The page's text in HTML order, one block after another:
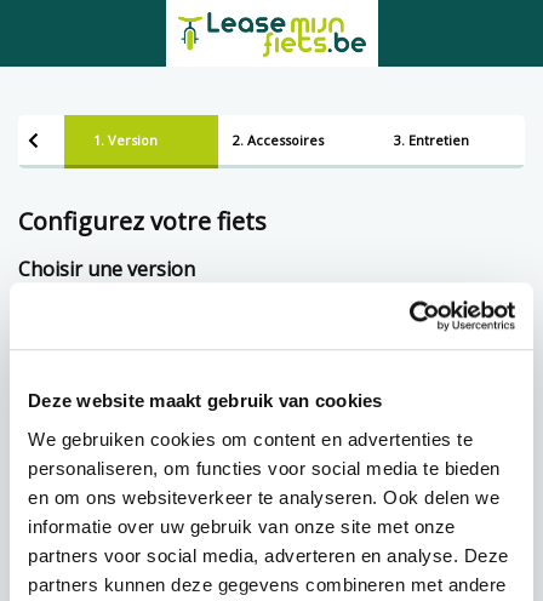
Deze website maakt gebruik van cookies
We gebruiken cookies om content en advertenties te
personaliseren, om functies voor social media te bieden
en om ons websiteverkeer te analyseren. Ook delen we
informatie over uw gebruik van onze site met onze
partners voor social media, adverteren en analyse. Deze
partners kunnen deze gegevens combineren met andere
1. Version 2. Accessoires 3. Entretien
Configurez votre fiets
Choisir une version
41,66 p.m.